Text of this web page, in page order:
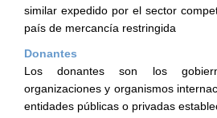
similar expedido por el sector
país de mercancía restringida
Donantes
Los donantes son los
organizaciones y organismos
entidades públicas o privadas